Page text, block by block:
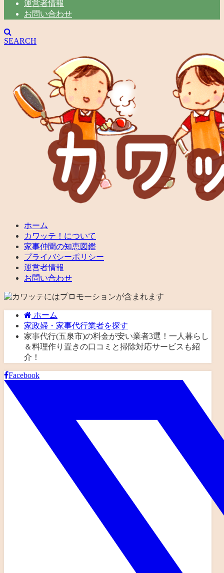
運営者情報
お問い合わせ
SEARCH
ホーム
カワッテ！について
家事仲間の知恵図鑑
プライバシーポリシー
運営者情報
お問い合わせ
ホーム
家政婦・家事代行業者を探す
家事代行(五泉市)の料金が安い業者3選！一人暮らし
＆料理作り置きの口コミと掃除対応サービスも紹
介！
Facebook